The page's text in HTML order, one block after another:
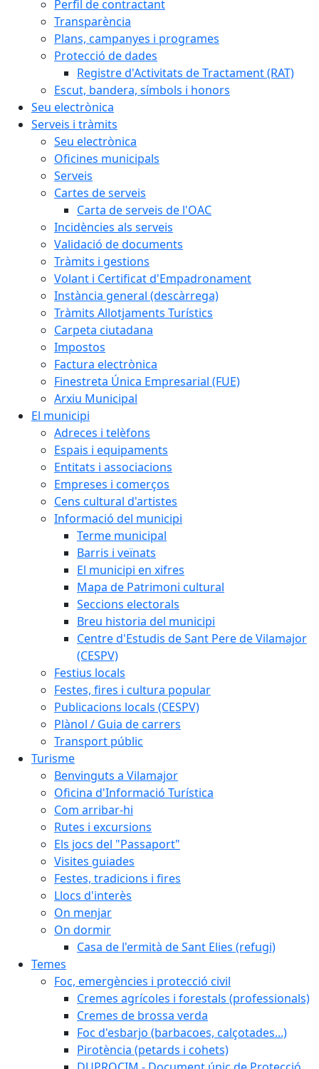
Perfil de contractant
Transparència
Plans, campanyes i programes
Protecció de dades
Registre d'Activitats de Tractament (RAT)
Escut, bandera, símbols i honors
Seu electrònica
Serveis i tràmits
Seu electrònica
Oficines municipals
Serveis
Cartes de serveis
Carta de serveis de l'OAC
Incidències als serveis
Validació de documents
Tràmits i gestions
Volant i Certificat d'Empadronament
Instància general (descàrrega)
Tràmits Allotjaments Turístics
Carpeta ciutadana
Impostos
Factura electrònica
Finestreta Única Empresarial (FUE)
Arxiu Municipal
El municipi
Adreces i telèfons
Espais i equipaments
Entitats i associacions
Empreses i comerços
Cens cultural d'artistes
Informació del municipi
Terme municipal
Barris i veïnats
El municipi en xifres
Mapa de Patrimoni cultural
Seccions electorals
Breu historia del municipi
Centre d'Estudis de Sant Pere de Vilamajor
(CESPV)
Festius locals
Festes, fires i cultura popular
Publicacions locals (CESPV)
Plànol / Guia de carrers
Transport públic
Turisme
Benvinguts a Vilamajor
Oficina d'Informació Turística
Com arribar-hi
Rutes i excursions
Els jocs del "Passaport"
Visites guiades
Festes, tradicions i fires
Llocs d'interès
On menjar
On dormir
Casa de l'ermità de Sant Elies (refugi)
Temes
Foc, emergències i protecció civil
Cremes agrícoles i forestals (professionals)
Cremes de brossa verda
Foc d'esbarjo (barbacoes, calçotades...)
Pirotència (petards i cohets)